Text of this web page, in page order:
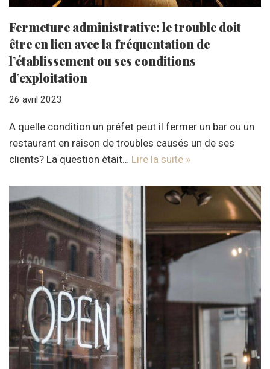
Fermeture administrative: le trouble doit
être en lien avec la fréquentation de
l’établissement ou ses conditions
d’exploitation
26 avril 2023
A quelle condition un préfet peut il fermer un bar ou un
restaurant en raison de troubles causés un de ses
clients? La question était… Lire la suite »